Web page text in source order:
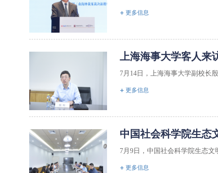
更多信息
上海海事大学客人来
7月14日，上海海事大学副校长
更多信息
中国社会科学院生态
7月9日，中国社会科学院生态
更多信息